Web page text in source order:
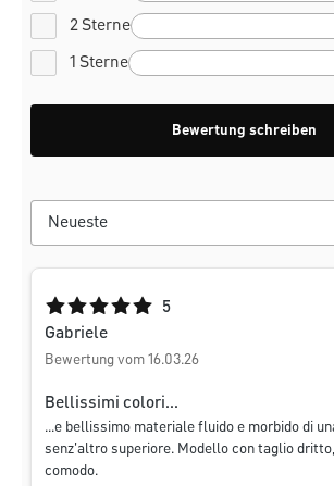
2 Sterne
1 Sterne
Bewertung schreiben
Durchschnittliche Bewertung von 5 von
5
Gabriele
Bewertung vom 16.03.26
Bellissimi colori...
...e bellissimo materiale fluido e morbido di
senz'altro superiore. Modello con taglio
comodo.